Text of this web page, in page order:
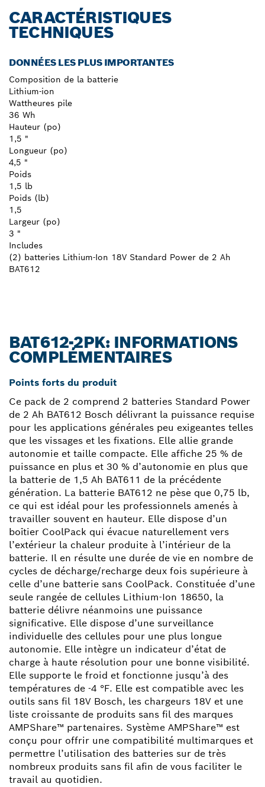
CARACTÉRISTIQUES
TECHNIQUES
DONNÉES LES PLUS IMPORTANTES
Composition de la batterie
Lithium-ion
Wattheures pile
36 Wh
Hauteur (po)
1,5 "
Longueur (po)
4,5 "
Poids
1,5 lb
Poids (lb)
1,5
Largeur (po)
3 "
Includes
(2) batteries Lithium-Ion 18V Standard Power de 2 Ah
BAT612
BAT612-2PK: INFORMATIONS
COMPLÉMENTAIRES
Points forts du produit
Ce pack de 2 comprend 2 batteries Standard Power
de 2 Ah BAT612 Bosch délivrant la puissance requise
pour les applications générales peu exigeantes telles
que les vissages et les fixations. Elle allie grande
autonomie et taille compacte. Elle affiche 25 % de
puissance en plus et 30 % d’autonomie en plus que
la batterie de 1,5 Ah BAT611 de la précédente
génération. La batterie BAT612 ne pèse que 0,75 lb,
ce qui est idéal pour les professionnels amenés à
travailler souvent en hauteur. Elle dispose d’un
boîtier CoolPack qui évacue naturellement vers
l’extérieur la chaleur produite à l’intérieur de la
batterie. Il en résulte une durée de vie en nombre de
cycles de décharge/recharge deux fois supérieure à
celle d’une batterie sans CoolPack. Constituée d’une
seule rangée de cellules Lithium-Ion 18650, la
batterie délivre néanmoins une puissance
significative. Elle dispose d’une surveillance
individuelle des cellules pour une plus longue
autonomie. Elle intègre un indicateur d’état de
charge à haute résolution pour une bonne visibilité.
Elle supporte le froid et fonctionne jusqu’à des
températures de -4 °F. Elle est compatible avec les
outils sans fil 18V Bosch, les chargeurs 18V et une
liste croissante de produits sans fil des marques
AMPShare™ partenaires. Système AMPShare™ est
conçu pour offrir une compatibilité multimarques et
permettre l’utilisation des batteries sur de très
nombreux produits sans fil afin de vous faciliter le
travail au quotidien.